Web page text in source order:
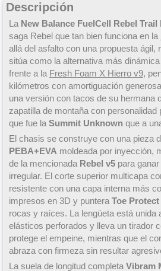
Descripción
La New Balance FuelCell Rebel Trail
saga Rebel que tan bien funciona en la
allá del asfalto con una propuesta ágil,
sitúa como la alternativa más
frente a la Fresh Foam X Hierro v9,
kilómetros con amortiguación
una versión con tacos de su hermana
zapatilla de montaña con
que fue la Summit Unknown que a
El chasis se construye con una pieza
PEBA+EVA moldeada por inyección,
de la mencionada Rebel v5 para
irregular. El corte superior multicapa
resistente con una capa interna más
impresos en 3D y puntera Toe Protect
rocas y raíces. La lengüeta está unida
elásticos perforados y lleva un tirador
protege el empeine, mientras que el
abraza con firmeza sin resultar
La suela de longitud completa Vibram